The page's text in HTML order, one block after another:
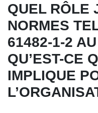
QUEL RÔLE
NORMES
61482-1-2
QU’EST-CE
IMPLIQUE